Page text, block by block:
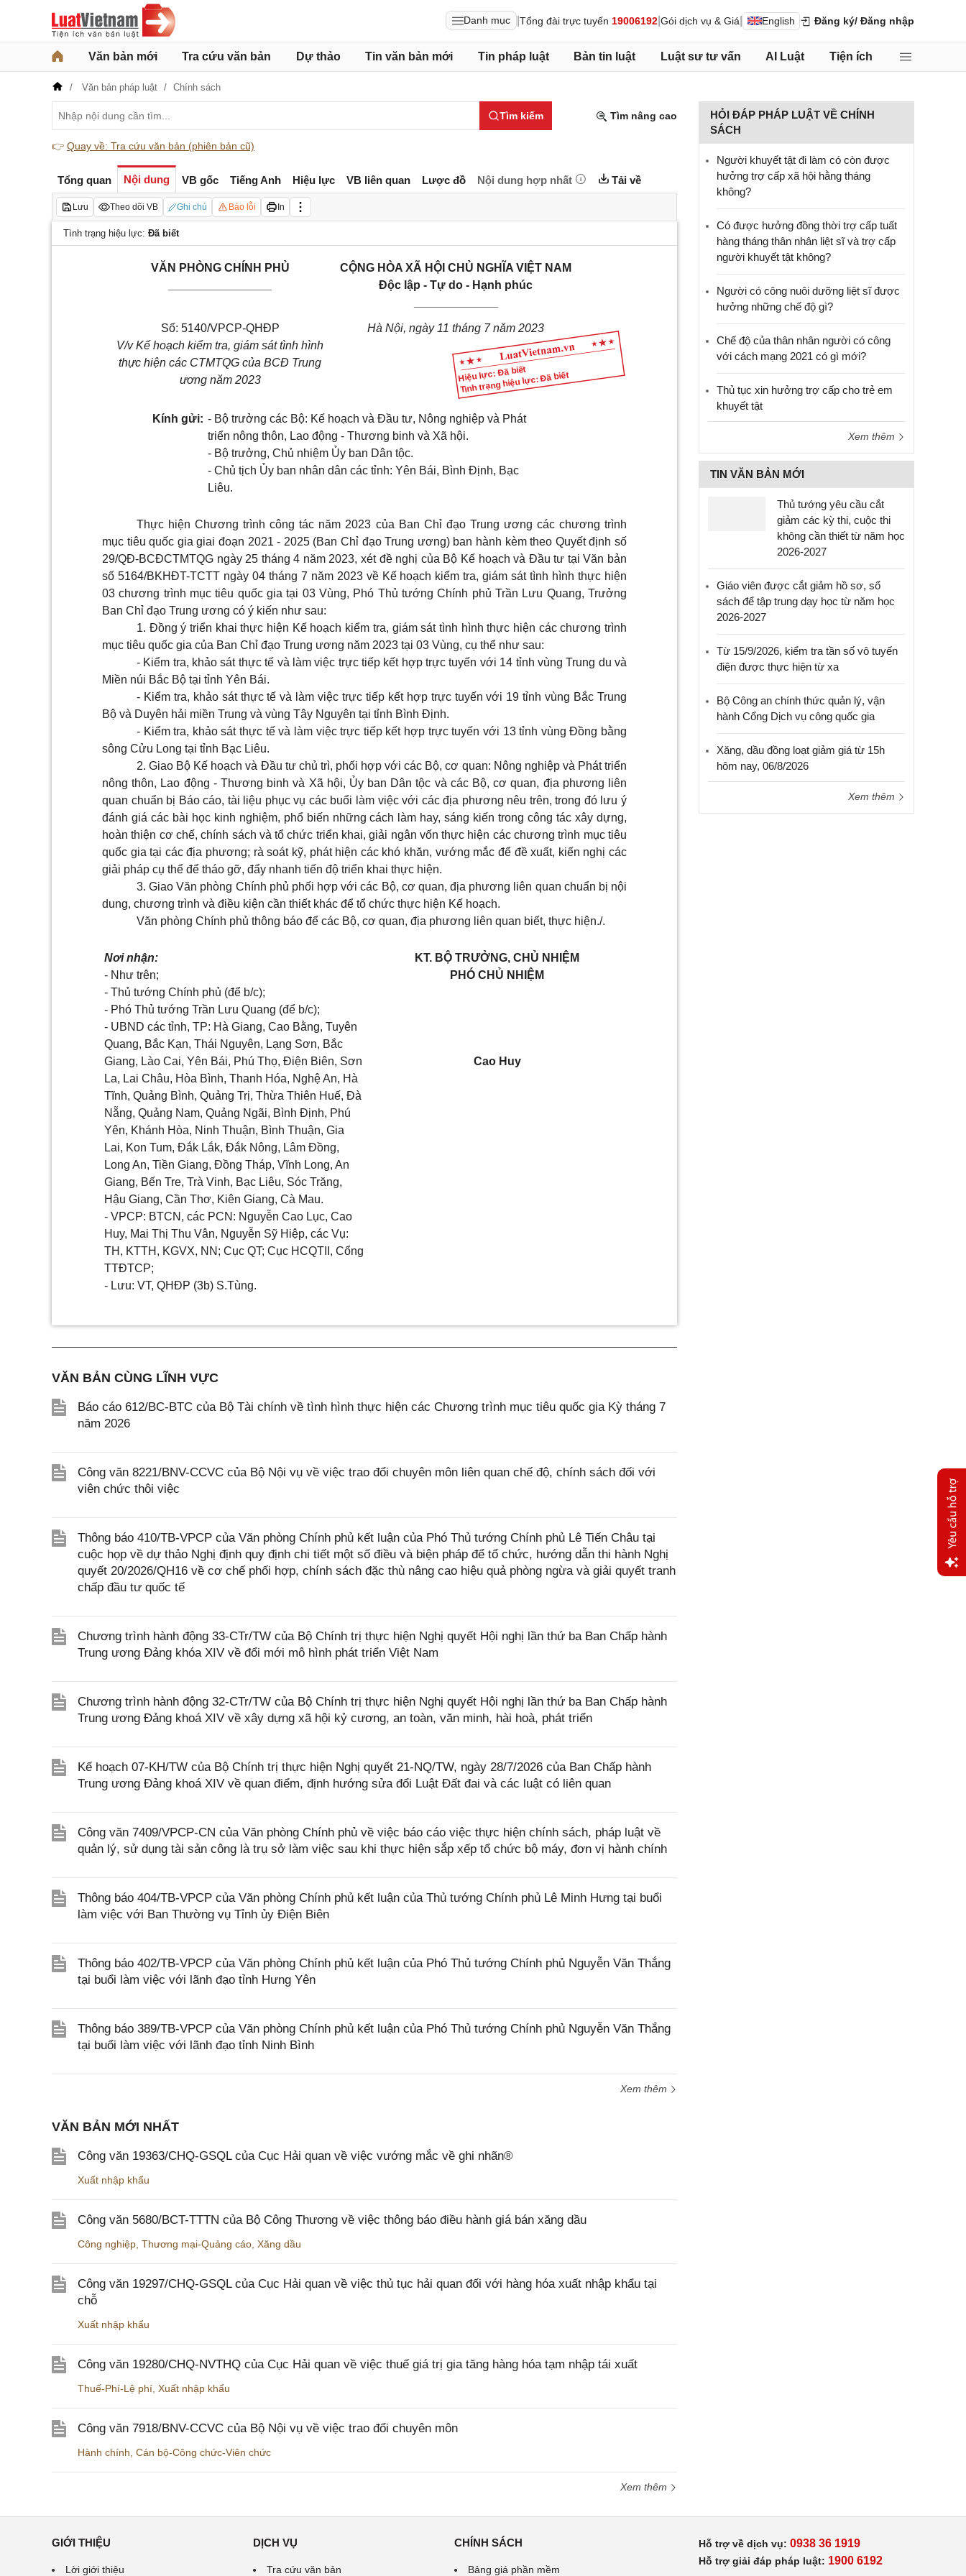
Danh mục Tổng đài trực tuyến 19006192 Gói dịch vụ & Giá English Đăng ký/ Đăng nhập
Văn bản mới Tra cứu văn bản Dự thảo Tin văn bản mới Tin pháp luật Bản tin luật Luật sư tư vấn AI Luật Tiện ích
Văn bản pháp luật Chính sách
Tìm kiếm Tìm nâng cao
👉 Quay về: Tra cứu văn bản (phiên bản cũ)
Tổng quan Nội dung VB gốc Tiếng Anh Hiệu lực VB liên quan Lược đồ Nội dung hợp nhất Tải về
Lưu Theo dõi VB Ghi chú Báo lỗi In
Tình trạng hiệu lực: Đã biết
Hiệu lực: Đã biết
Tình trạng hiệu lực: Đã biết
VĂN PHÒNG CHÍNH PHỦ
CỘNG HÒA XÃ HỘI CHỦ NGHĨA VIỆT NAM
Độc lập - Tự do - Hạnh phúc
Số: 5140/VPCP-QHĐP
V/v Kế hoạch kiểm tra, giám sát tình hình
thực hiện các CTMTQG của BCĐ Trung
ương năm 2023
Hà Nội, ngày 11 tháng 7 năm 2023
Kính gửi: - Bộ trưởng các Bộ: Kế hoạch và Đầu tư, Nông nghiệp và Phát
triển nông thôn, Lao động - Thương binh và Xã hội.
- Bộ trưởng, Chủ nhiệm Ủy ban Dân tộc.
- Chủ tịch Ủy ban nhân dân các tỉnh: Yên Bái, Bình Định, Bạc
Liêu.
Thực hiện Chương trình công tác năm 2023 của Ban Chỉ đạo Trung ương các chương trình
mục tiêu quốc gia giai đoạn 2021 - 2025 (Ban Chỉ đạo Trung ương) ban hành kèm theo Quyết định số
29/QĐ-BCĐCTMTQG ngày 25 tháng 4 năm 2023, xét đề nghị của Bộ Kế hoạch và Đầu tư tại Văn bản
số 5164/BKHĐT-TCTT ngày 04 tháng 7 năm 2023 về Kế hoạch kiểm tra, giám sát tình hình thực hiện
03 chương trình mục tiêu quốc gia tại 03 Vùng, Phó Thủ tướng Chính phủ Trần Lưu Quang, Trưởng
Ban Chỉ đạo Trung ương có ý kiến như sau:
1. Đồng ý triển khai thực hiện Kế hoạch kiểm tra, giám sát tình hình thực hiện các chương trình
mục tiêu quốc gia của Ban Chỉ đạo Trung ương năm 2023 tại 03 Vùng, cụ thể như sau:
- Kiểm tra, khảo sát thực tế và làm việc trực tiếp kết hợp trực tuyến với 14 tỉnh vùng Trung du và
Miền núi Bắc Bộ tại tỉnh Yên Bái.
- Kiểm tra, khảo sát thực tế và làm việc trực tiếp kết hợp trực tuyến với 19 tỉnh vùng Bắc Trung
Bộ và Duyên hải miền Trung và vùng Tây Nguyên tại tỉnh Bình Định.
- Kiểm tra, khảo sát thực tế và làm việc trực tiếp kết hợp trực tuyến với 13 tỉnh vùng Đồng bằng
sông Cửu Long tại tỉnh Bạc Liêu.
2. Giao Bộ Kế hoạch và Đầu tư chủ trì, phối hợp với các Bộ, cơ quan: Nông nghiệp và Phát triển
nông thôn, Lao động - Thương binh và Xã hội, Ủy ban Dân tộc và các Bộ, cơ quan, địa phương liên
quan chuẩn bị Báo cáo, tài liệu phục vụ các buổi làm việc với các địa phương nêu trên, trong đó lưu ý
đánh giá các bài học kinh nghiệm, phổ biến những cách làm hay, sáng kiến trong công tác xây dựng,
hoàn thiện cơ chế, chính sách và tổ chức triển khai, giải ngân vốn thực hiện các chương trình mục tiêu
quốc gia tại các địa phương; rà soát kỹ, phát hiện các khó khăn, vướng mắc để đề xuất, kiến nghị các
giải pháp cụ thể để tháo gỡ, đẩy nhanh tiến độ triển khai thực hiện.
3. Giao Văn phòng Chính phủ phối hợp với các Bộ, cơ quan, địa phương liên quan chuẩn bị nội
dung, chương trình và điều kiện cần thiết khác để tổ chức thực hiện Kế hoạch.
Văn phòng Chính phủ thông báo để các Bộ, cơ quan, địa phương liên quan biết, thực hiện./.
Nơi nhận:
- Như trên;
- Thủ tướng Chính phủ (để b/c);
- Phó Thủ tướng Trần Lưu Quang (để b/c);
- UBND các tỉnh, TP: Hà Giang, Cao Bằng, Tuyên
Quang, Bắc Kạn, Thái Nguyên, Lạng Sơn, Bắc
Giang, Lào Cai, Yên Bái, Phú Thọ, Điện Biên, Sơn
La, Lai Châu, Hòa Bình, Thanh Hóa, Nghệ An, Hà
Tĩnh, Quảng Bình, Quảng Trị, Thừa Thiên Huế, Đà
Nẵng, Quảng Nam, Quảng Ngãi, Bình Định, Phú
Yên, Khánh Hòa, Ninh Thuận, Bình Thuận, Gia
Lai, Kon Tum, Đắk Lắk, Đắk Nông, Lâm Đồng,
Long An, Tiền Giang, Đồng Tháp, Vĩnh Long, An
Giang, Bến Tre, Trà Vinh, Bạc Liêu, Sóc Trăng,
Hậu Giang, Cần Thơ, Kiên Giang, Cà Mau.
- VPCP: BTCN, các PCN: Nguyễn Cao Lục, Cao
Huy, Mai Thị Thu Vân, Nguyễn Sỹ Hiệp, các Vụ:
TH, KTTH, KGVX, NN; Cục QT; Cục HCQTII, Cổng
TTĐTCP;
- Lưu: VT, QHĐP (3b) S.Tùng.
KT. BỘ TRƯỞNG, CHỦ NHIỆM
PHÓ CHỦ NHIỆM
Cao Huy
VĂN BẢN CÙNG LĨNH VỰC
Báo cáo 612/BC-BTC của Bộ Tài chính về tình hình thực hiện các Chương trình mục tiêu quốc gia Kỳ tháng 7
năm 2026
Công văn 8221/BNV-CCVC của Bộ Nội vụ về việc trao đổi chuyên môn liên quan chế độ, chính sách đối với
viên chức thôi việc
Thông báo 410/TB-VPCP của Văn phòng Chính phủ kết luận của Phó Thủ tướng Chính phủ Lê Tiến Châu tại
cuộc họp về dự thảo Nghị định quy định chi tiết một số điều và biện pháp để tổ chức, hướng dẫn thi hành Nghị
quyết 20/2026/QH16 về cơ chế phối hợp, chính sách đặc thù nâng cao hiệu quả phòng ngừa và giải quyết tranh
chấp đầu tư quốc tế
Chương trình hành động 33-CTr/TW của Bộ Chính trị thực hiện Nghị quyết Hội nghị lần thứ ba Ban Chấp hành
Trung ương Đảng khóa XIV về đổi mới mô hình phát triển Việt Nam
Chương trình hành động 32-CTr/TW của Bộ Chính trị thực hiện Nghị quyết Hội nghị lần thứ ba Ban Chấp hành
Trung ương Đảng khoá XIV về xây dựng xã hội kỷ cương, an toàn, văn minh, hài hoà, phát triển
Kế hoạch 07-KH/TW của Bộ Chính trị thực hiện Nghị quyết 21-NQ/TW, ngày 28/7/2026 của Ban Chấp hành
Trung ương Đảng khoá XIV về quan điểm, định hướng sửa đổi Luật Đất đai và các luật có liên quan
Công văn 7409/VPCP-CN của Văn phòng Chính phủ về việc báo cáo việc thực hiện chính sách, pháp luật về
quản lý, sử dụng tài sản công là trụ sở làm việc sau khi thực hiện sắp xếp tổ chức bộ máy, đơn vị hành chính
Thông báo 404/TB-VPCP của Văn phòng Chính phủ kết luận của Thủ tướng Chính phủ Lê Minh Hưng tại buổi
làm việc với Ban Thường vụ Tỉnh ủy Điện Biên
Thông báo 402/TB-VPCP của Văn phòng Chính phủ kết luận của Phó Thủ tướng Chính phủ Nguyễn Văn Thắng
tại buổi làm việc với lãnh đạo tỉnh Hưng Yên
Thông báo 389/TB-VPCP của Văn phòng Chính phủ kết luận của Phó Thủ tướng Chính phủ Nguyễn Văn Thắng
tại buổi làm việc với lãnh đạo tỉnh Ninh Bình
Xem thêm
VĂN BẢN MỚI NHẤT
Công văn 19363/CHQ-GSQL của Cục Hải quan về việc vướng mắc về ghi nhãn®
Xuất nhập khẩu
Công văn 5680/BCT-TTTN của Bộ Công Thương về việc thông báo điều hành giá bán xăng dầu
Công nghiệp Thương mại-Quảng cáo Xăng dầu
Công văn 19297/CHQ-GSQL của Cục Hải quan về việc thủ tục hải quan đối với hàng hóa xuất nhập khẩu tại
chỗ
Xuất nhập khẩu
Công văn 19280/CHQ-NVTHQ của Cục Hải quan về việc thuế giá trị gia tăng hàng hóa tạm nhập tái xuất
Thuế-Phí-Lệ phí Xuất nhập khẩu
Công văn 7918/BNV-CCVC của Bộ Nội vụ về việc trao đổi chuyên môn
Hành chính Cán bộ-Công chức-Viên chức
Xem thêm
HỎI ĐÁP PHÁP LUẬT VỀ CHÍNH
SÁCH
Người khuyết tật đi làm có còn được
hưởng trợ cấp xã hội hằng tháng
không?
​Có được hưởng đồng thời trợ cấp tuất
hàng tháng thân nhân liệt sĩ và trợ cấp
người khuyết tật không?
Người có công nuôi dưỡng liệt sĩ được
hưởng những chế độ gì?
Chế độ của thân nhân người có công
với cách mạng 2021 có gì mới?
Thủ tục xin hưởng trợ cấp cho trẻ em
khuyết tật
Xem thêm
TIN VĂN BẢN MỚI
Thủ tướng yêu cầu cắt
giảm các kỳ thi, cuộc thi
không cần thiết từ năm học
2026-2027
Giáo viên được cắt giảm hồ sơ, sổ
sách để tập trung dạy học từ năm học
2026-2027
Từ 15/9/2026, kiểm tra tần số vô tuyến
điện được thực hiện từ xa
Bộ Công an chính thức quản lý, vận
hành Cổng Dịch vụ công quốc gia
Xăng, dầu đồng loạt giảm giá từ 15h
hôm nay, 06/8/2026
Xem thêm
GIỚI THIỆU
Lời giới thiệu
DỊCH VỤ
Tra cứu văn bản
CHÍNH SÁCH
Bảng giá phần mềm
Hỗ trợ về dịch vụ: 0938 36 1919
Hỗ trợ giải đáp pháp luật: 1900 6192